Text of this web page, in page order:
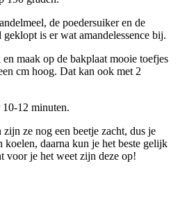
de poedersuiker en de
is er wat amandelessence bij.
maak op de bakplaat mooie toefjes
cm hoog. Dat kan ook met 2
12 minuten.
ze nog een beetje zacht, dus je
koelen, daarna kun je het beste gelijk
voor je het weet zijn deze op!